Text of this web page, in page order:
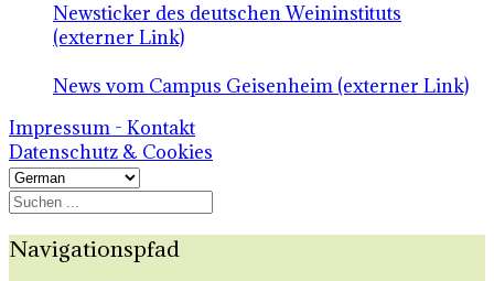
Newsticker des deutschen Weininstituts
(externer Link)
News vom Campus Geisenheim (externer Link)
Impressum - Kontakt
Datenschutz & Cookies
Navigationspfad